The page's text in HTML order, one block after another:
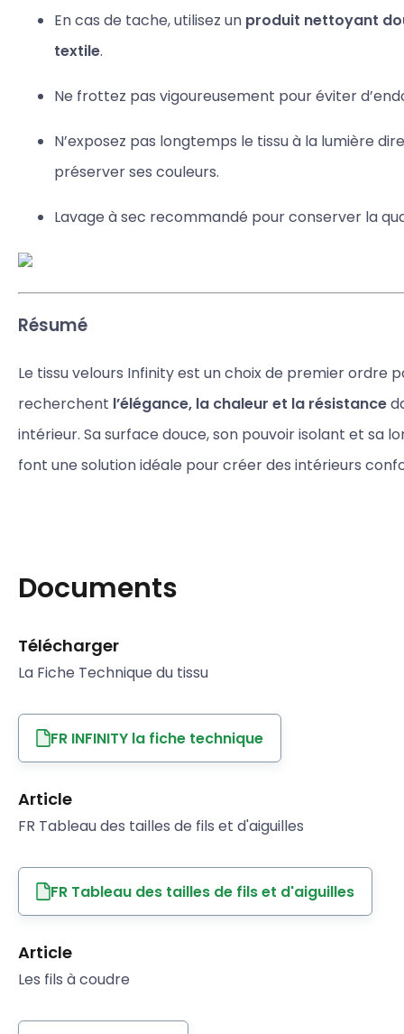
En cas de tache, utilisez un produit nettoyant
textile.
Ne frottez pas vigoureusement pour éviter
N’exposez pas longtemps le tissu à la lumière
préserver ses couleurs.
Lavage à sec recommandé pour conserver la
Résumé
Le tissu velours Infinity est un choix de premier ordre
recherchent l’élégance, la chaleur et la résistance
intérieur. Sa surface douce, son pouvoir isolant et sa
font une solution idéale pour créer des intérieurs
Documents
Télécharger
La Fiche Technique du tissu
FR INFINITY la fiche technique
Article
FR Tableau des tailles de fils et d'aiguilles
FR Tableau des tailles de fils et d'aiguilles
Article
Les fils à coudre